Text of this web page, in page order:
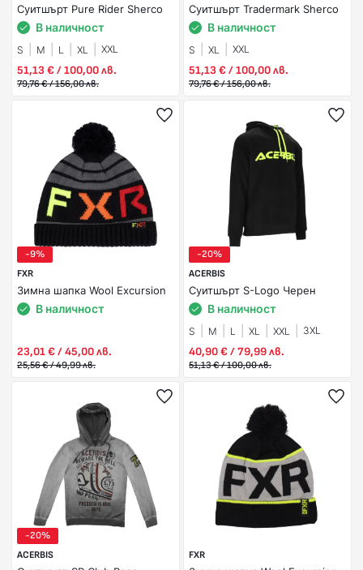
Суитшърт Pure Rider Sherco
В наличност
S M L XL XXL
51,13 € / 100,00 лв.
79,76 € / 156,00 лв.
Суитшърт Tradermark Sherco
В наличност
S XL XXL
51,13 € / 100,00 лв.
79,76 € / 156,00 лв.
-9%
FXR
Зимна шапка Wool Excursion
В наличност
23,01 € / 45,00 лв.
25,56 € / 49,99 лв.
-20%
ACERBIS
Суитшърт S-Logo Черен
В наличност
S M L XL XXL 3XL
40,90 € / 79,99 лв.
51,13 € / 100,00 лв.
-20%
ACERBIS
FXR